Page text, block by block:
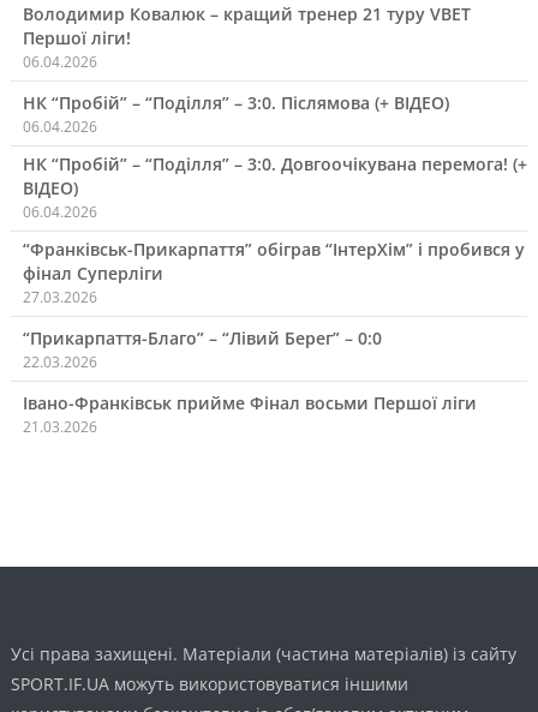
Володимир Ковалюк – кращий тренер 21 туру VBET
Першої ліги!
06.04.2026
НК “Пробій” – “Поділля” – 3:0. Післямова (+ ВІДЕО)
06.04.2026
НК “Пробій” – “Поділля” – 3:0. Довгоочікувана перемога! (+
ВІДЕО)
06.04.2026
“Франківськ-Прикарпаття” обіграв “ІнтерХім” і пробився у
фінал Суперліги
27.03.2026
“Прикарпаття-Благо” – “Лівий Берег” – 0:0
22.03.2026
Івано-Франківськ прийме Фінал восьми Першої ліги
21.03.2026
Усі права захищені. Матеріали (частина матеріалів) із сайту
SPORT.IF.UA можуть використовуватися іншими